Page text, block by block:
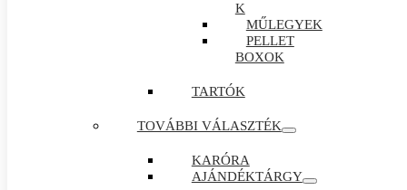
K
MŰLEGYEK
PELLET
BOXOK
TARTÓK
TOVÁBBI VÁLASZTÉK
KARÓRA
AJÁNDÉKTÁRGY